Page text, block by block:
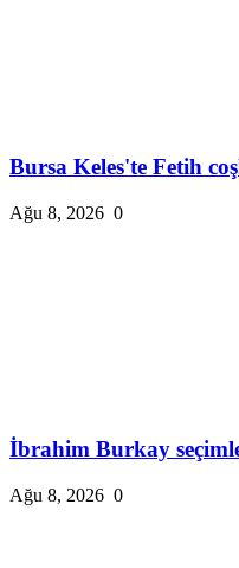
Bursa Keles'te Fetih
Ağu 8, 2026 0
İbrahim Burkay
Ağu 8, 2026 0